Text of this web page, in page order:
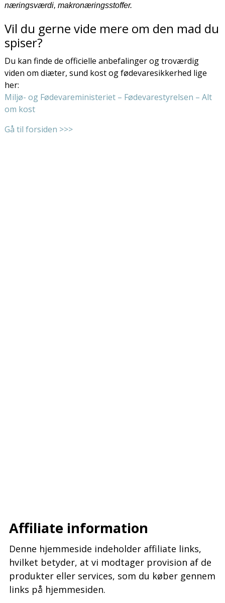
næringsværdi, makronæringsstoffer.
Vil du gerne vide mere om den mad du
spiser?
Du kan finde de officielle anbefalinger og troværdig
viden om diæter, sund kost og fødevaresikkerhed lige
her:
Miljø- og Fødevareministeriet – Fødevarestyrelsen – Alt
om kost
Gå til forsiden >>>
Affiliate information
Denne hjemmeside indeholder affiliate links,
hvilket betyder, at vi modtager provision af de
produkter eller services, som du køber gennem
links på hjemmesiden.